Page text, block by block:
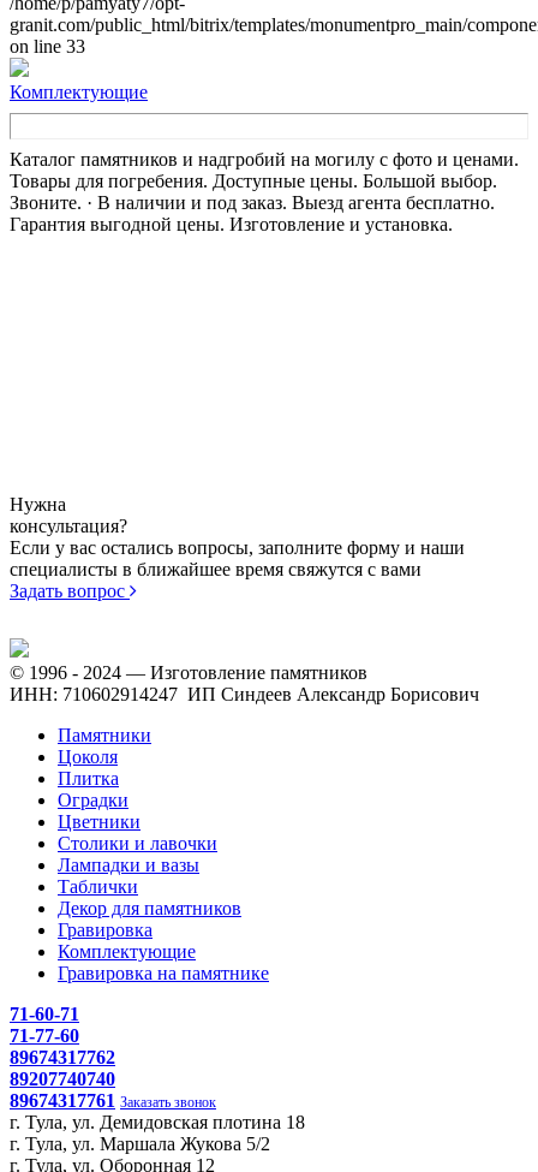
granit.com/public_html/bitrix/templates/monumentpro_main/
on line 33
Комплектующие
Каталог памятников и надгробий на могилу с фото и ценами.
Товары для погребения. Доступные цены. Большой выбор.
Звоните. · В наличии и под заказ. Выезд агента бесплатно.
Гарантия выгодной цены. Изготовление и установка.
Нужна
консультация?
Если у вас остались вопросы, заполните форму и наши
специалисты в ближайшее время свяжутся с вами
Задать вопрос
© 1996 - 2024 — Изготовление памятников
ИНН: 710602914247 ИП Синдеев Александр Борисович
Памятники
Цоколя
Плитка
Оградки
Цветники
Столики и лавочки
Лампадки и вазы
Таблички
Декор для памятников
Гравировка
Комплектующие
Гравировка на памятнике
71-60-71
71-77-60
89674317762
89207740740
89674317761 Заказать звонок
г. Тула, ул. Демидовская плотина 18
г. Тула, ул. Маршала Жукова 5/2
г. Тула, ул. Оборонная 12